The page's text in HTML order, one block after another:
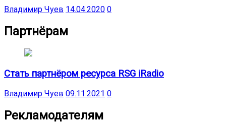
Владимир Чуев 14.04.2020 0
Партнёрам
Стать партнёром ресурса RSG iRadio
Владимир Чуев 09.11.2021 0
Рекламодателям